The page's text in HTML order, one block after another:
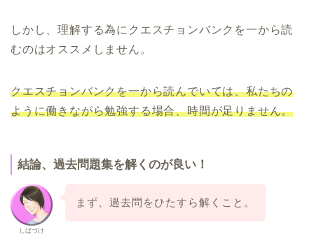
しかし、理解する為にクエスチョンバンクを一から読
むのはオススメしません。
クエスチョンバンクを一から読んでいては、私たちの
ように働きながら勉強する場合、時間が足りません。
結論、過去問題集を解くのが良い！
しばづけ
まず、過去問をひたすら解くこと。